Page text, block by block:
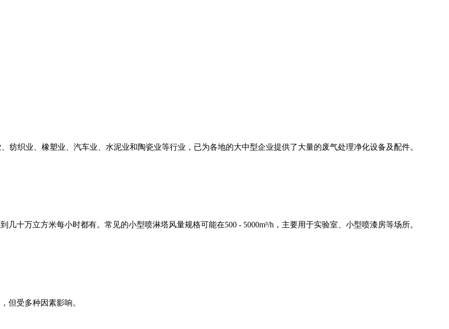
纺织业、橡塑业、汽车业、水泥业和陶瓷业等行业，已为各地的大中型企业提供了大量的废气处理净化设备及配件。
十万立方米每小时都有。常见的小型喷淋塔风量规格可能在500 - 5000m³/h，主要用于实验室、小型喷漆房等场所。
但受多种因素影响。